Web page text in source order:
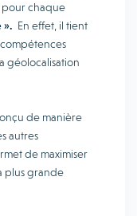
chaque
». En effet, il tient
géolocalisation
de manière
autres
de maximiser
plus grande